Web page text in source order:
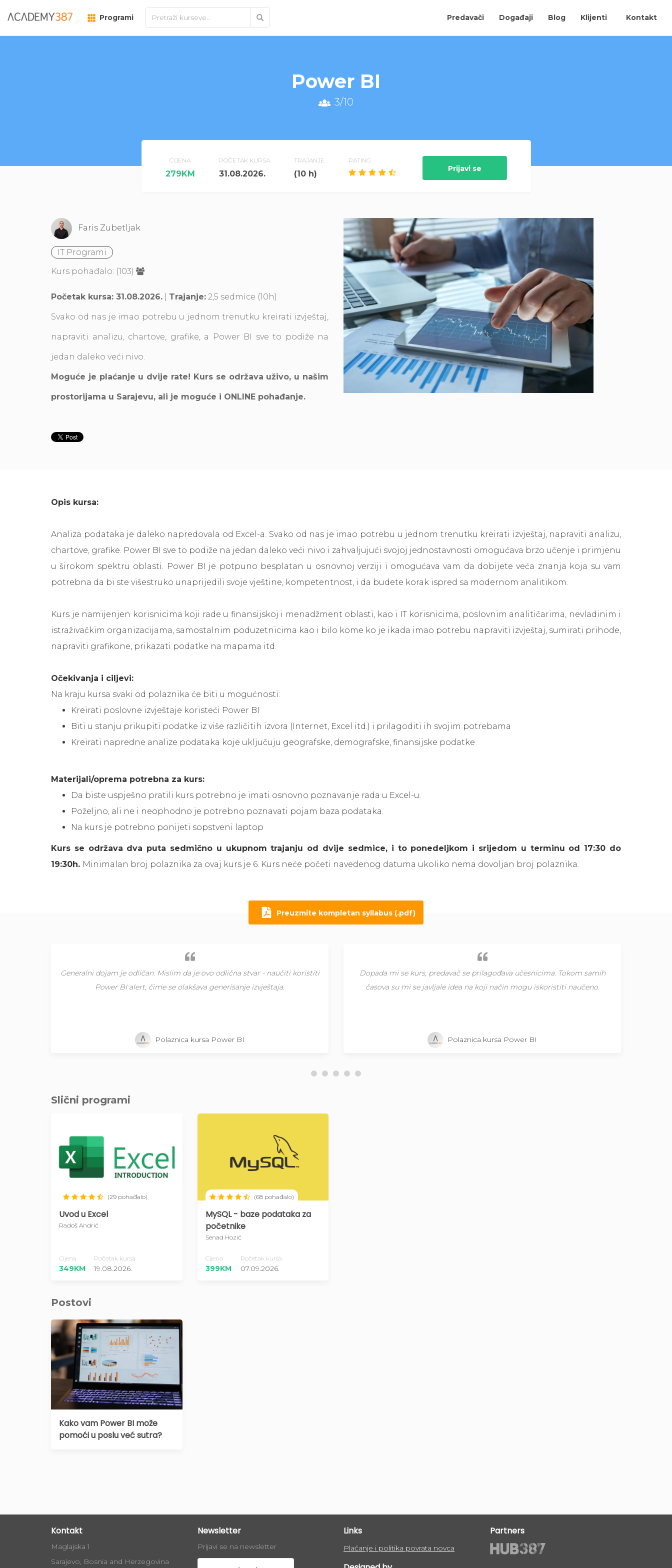
Programi Predavači Događaji Blog Klijenti Kontakt
Power BI
3/10
CIJENA
279KM
POČETAK KURSA
31.08.2026.
TRAJANJE
(10 h)
RATING
Prijavi se
Faris Zubetljak
IT Programi
Kurs pohađalo: (103)
Početak kursa: 31.08.2026. Trajanje: 2,5 sedmice (10h)
Svako od nas je imao potrebu u jednom trenutku kreirati izvještaj,
napraviti analizu, chartove, grafike, a Power BI sve to podiže na
jedan daleko veći nivo.
Moguće je plaćanje u dvije rate! Kurs se održava uživo, u našim
prostorijama u Sarajevu, ali je moguće i ONLINE pohađanje.
Opis kursa:
Analiza podataka je daleko napredovala od Excel-a. Svako od nas je imao potrebu u jednom trenutku kreirati izvještaj, napraviti analizu,
chartove, grafike. Power BI sve to podiže na jedan daleko veći nivo i zahvaljujući svojoj jednostavnosti omogućava brzo učenje i primjenu
u širokom spektru oblasti. Power BI je potpuno besplatan u osnovnoj verziji i omogućava vam da dobijete veća znanja koja su vam
potrebna da bi ste višestruko unaprijedili svoje vještine, kompetentnost, i da budete korak ispred sa modernom analitikom.
Kurs je namijenjen korisnicima koji rade u finansijskoj i menadžment oblasti, kao i IT korisnicima, poslovnim analitičarima, nevladinim i
istraživačkim organizacijama, samostalnim poduzetnicima kao i bilo kome ko je ikada imao potrebu napraviti izvještaj, sumirati prihode,
napraviti grafikone, prikazati podatke na mapama itd.
Očekivanja i ciljevi:
Na kraju kursa svaki od polaznika će biti u mogućnosti:
Kreirati poslovne izvještaje koristeći Power BI
Biti u stanju prikupiti podatke iz više različitih izvora (Internet, Excel itd.) i prilagoditi ih svojim potrebama
Kreirati napredne analize podataka koje uključuju geografske, demografske, finansijske podatke
Materijali/oprema potrebna za kurs:
Da biste uspješno pratili kurs potrebno je imati osnovno poznavanje rada u Excel-u.
Poželjno, ali ne i neophodno je potrebno poznavati pojam baza podataka.
Na kurs je potrebno ponijeti sopstveni laptop
Kurs se održava dva puta sedmično u ukupnom trajanju od dvije sedmice, i to ponedeljkom i srijedom u terminu od 17:30 do
19:30h. Minimalan broj polaznika za ovaj kurs je 6. Kurs neće početi navedenog datuma ukoliko nema dovoljan broj polaznika.
Preuzmite kompletan syllabus (.pdf)
Dopada mi se kurs, predavač se prilagođava učesnicima. Tokom samih
časova su mi se javljale idea na koji način mogu iskoristiti naučeno.
Polaznica kursa Power BI
S obzirom na to da sam početnik, mnoge nejasnoće su sada nestale.
Predavač je odlično razjasnio mnoge probleme koje početnici imaju, tako
Polaznik kursa Power BI
Slični programi
(29 pohađalo)
Uvod u Excel
Radoš Andrić
Cijena Početak kursa
349KM 19.08.2026.
(68 pohađalo)
MySQL - baze podataka za
početnike
Senad Hozić
Cijena Početak kursa
399KM 07.09.2026.
Postovi
Kako vam Power BI može
pomoći u poslu već sutra?
Kontakt
Maglajska 1
Sarajevo, Bosnia and Herzegovina
Newsletter
Prijavi se na newsletter
Links
Plaćanje i politika povrata novca
Partners